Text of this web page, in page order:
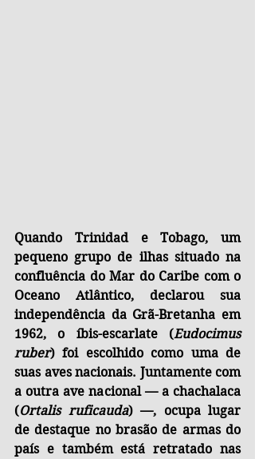
Quando Trinidad e Tobago, um
pequeno grupo de ilhas situado na
confluência do Mar do Caribe com o
Oceano Atlântico, declarou sua
independência da Grã-Bretanha em
1962, o íbis-escarlate (Eudocimus
ruber) foi escolhido como uma de
suas aves nacionais. Juntamente com
a outra ave nacional — a chachalaca
(Ortalis ruficauda) —, ocupa lugar
de destaque no brasão de armas do
país e também está retratado nas